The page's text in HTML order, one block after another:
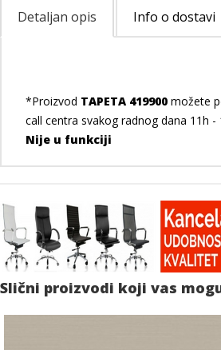
Detaljan opis Info o dostavi
*Proizvod TAPETA 419900 možete
call centra svakog radnog dana 11h -
Nije u funkciji
Slični proizvodi koji vas